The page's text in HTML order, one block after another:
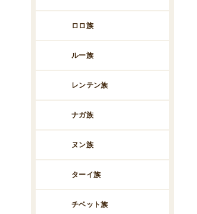
ロロ族
ルー族
レンテン族
ナガ族
ヌン族
ターイ族
チベット族